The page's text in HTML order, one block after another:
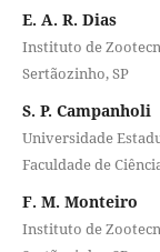
E. A. R. Dias
Instituto de
Sertãozinho, SP
S. P. Campanholi
Universidade
Faculdade de
F. M. Monteiro
Instituto de